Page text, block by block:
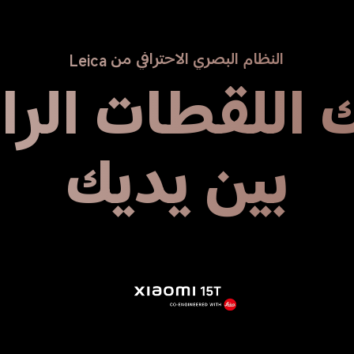
النظام البصري الاحترافي من Leica
اللقطات
بين يديك